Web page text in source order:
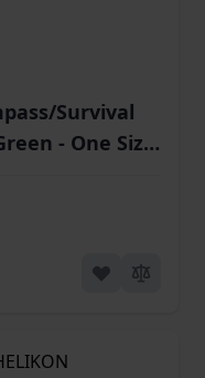
Survival
- One Size